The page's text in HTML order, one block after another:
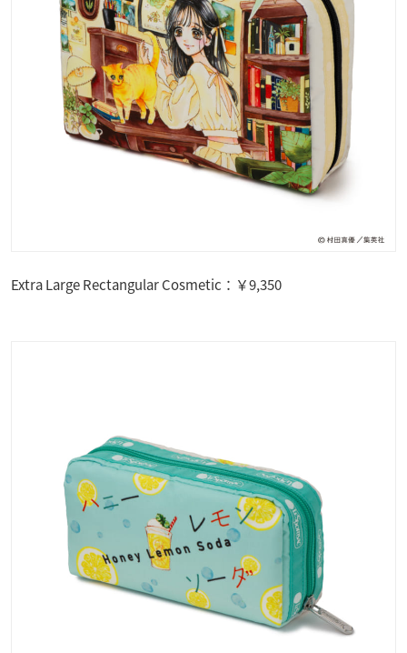
Extra Large Rectangular Cosmetic：￥9,350